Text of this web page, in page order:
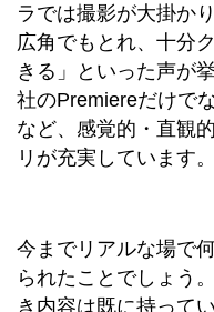
ラでは撮影が大掛か
広角でもとれ、十分
きる」といった声が
社のPremiereだけで
など、感覚的・直観
リが充実しています。
今までリアルな場で
られたことでしょう
き内容は既に持って